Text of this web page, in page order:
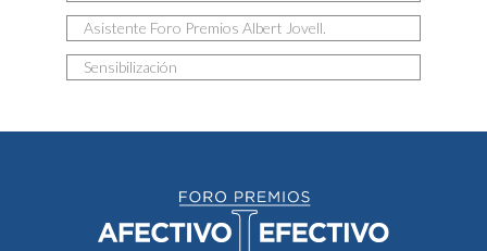
Asistente Foro Premios Albert Jovell.
Sensibilización